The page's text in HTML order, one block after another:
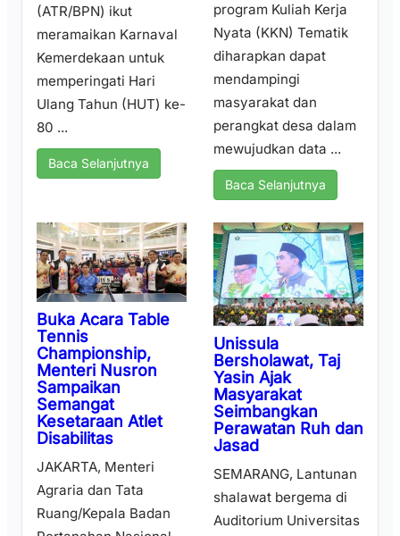
(ATR/BPN) ikut
meramaikan Karnaval
Kemerdekaan untuk
memperingati Hari
Ulang Tahun (HUT) ke-
80 ...
Baca Selanjutnya
program Kuliah Kerja
Nyata (KKN) Tematik
diharapkan dapat
mendampingi
masyarakat dan
perangkat desa dalam
mewujudkan data ...
Baca Selanjutnya
Buka Acara Table
Tennis
Championship,
Menteri Nusron
Sampaikan
Semangat
Kesetaraan Atlet
Disabilitas
JAKARTA, Menteri
Agraria dan Tata
Ruang/Kepala Badan
Unissula
Bersholawat, Taj
Yasin Ajak
Masyarakat
Seimbangkan
Perawatan Ruh dan
Jasad
SEMARANG, Lantunan
shalawat bergema di
Auditorium Universitas